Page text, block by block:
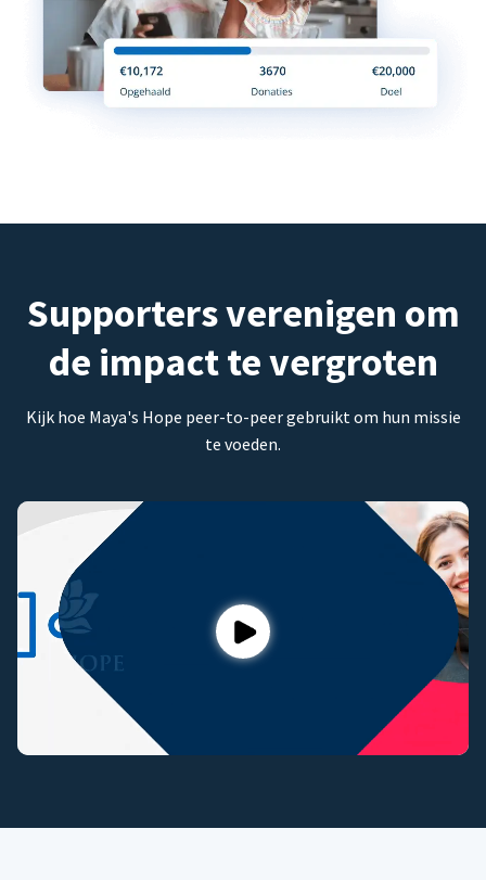
Supporters verenigen om
de impact te vergroten
Kijk hoe Maya's Hope peer-to-peer gebruikt om hun missie
te voeden.
Play